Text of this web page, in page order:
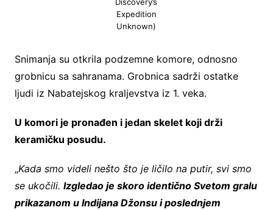
Discovery’s
Expedition
Unknown)
Snimanja su otkrila podzemne komore, odnosno
grobnicu sa sahranama. Grobnica sadrži ostatke
ljudi iz Nabatejskog kraljevstva iz 1. veka.
U komori je pronađen i jedan skelet koji drži
keramičku posudu.
„Kada smo videli nešto što je ličilo na putir, svi smo
se ukočili. Izgledao je skoro identično Svetom gralu
prikazanom u Indijana Džonsu i poslednjem